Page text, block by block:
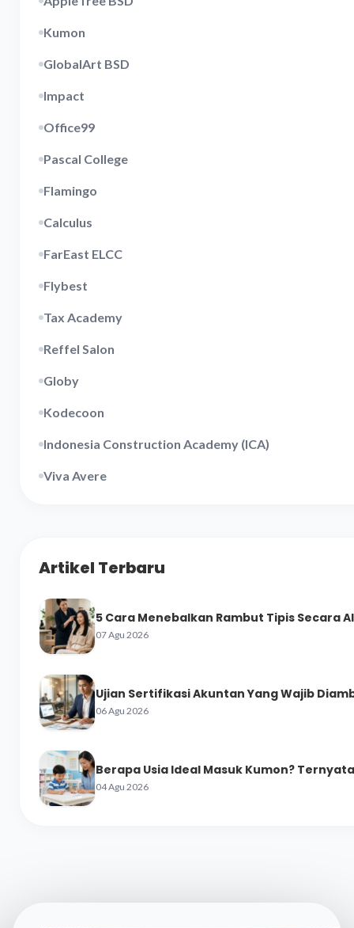
Kumon
GlobalArt BSD
Impact
Office99
Pascal College
Flamingo
Calculus
FarEast ELCC
Flybest
Tax Academy
Reffel Salon
Globy
Kodecoon
Indonesia Construction Academy (ICA)
Viva Avere
Artikel Terbaru
5 Cara Menebalkan Rambut Tipis Secara
07 Agu 2026
Ujian Sertifikasi Akuntan Yang Wajib
06 Agu 2026
Berapa Usia Ideal Masuk Kumon?
04 Agu 2026